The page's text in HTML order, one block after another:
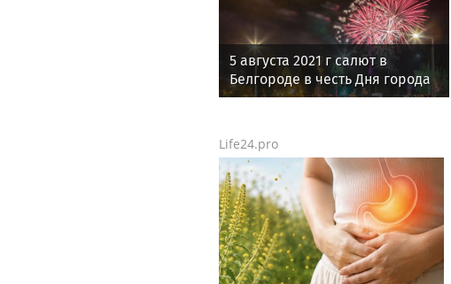
5 августа 2021 г салют в
Белгороде в честь Дня города
Life24.pro